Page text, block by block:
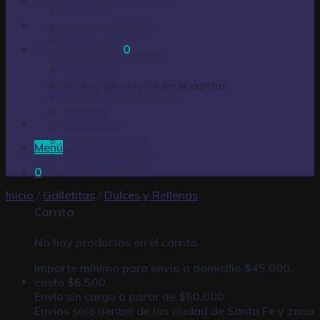
0
No hay productos en el carrito.
Menú
0
Carrito
No hay productos en el carrito.
Importe mínimo para envío a domicilio $45.000,
costo $6.500.
Envío sin cargo a partir de $60.000
Envíos solo dentro de las ciudad de Santa Fe y zona
Huevos de pascua
Limpieza – Hogar
Inicio / Galletitas / Dulces y Rellenas